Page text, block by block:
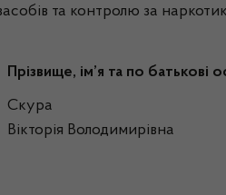
та контролю за
Прізвище, ім’я та по батькові
Скура
Вікторія Володимирівна